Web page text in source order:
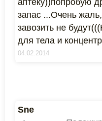
аптеку))попробую
запас ...Очень
завозить не
для тела и
04.02.2014
Sne